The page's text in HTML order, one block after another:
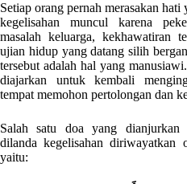
Setiap orang pernah merasakan
kegelisahan muncul karena
masalah keluarga, kekhawatiran
ujian hidup yang datang silih
tersebut adalah hal yang
diajarkan untuk kembali
tempat memohon pertolongan dan
Salah satu doa yang
dilanda kegelisahan diriwayatkan
yaitu: